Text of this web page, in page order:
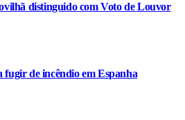
distinguido com Voto de Louvor
fugir de incêndio em Espanha